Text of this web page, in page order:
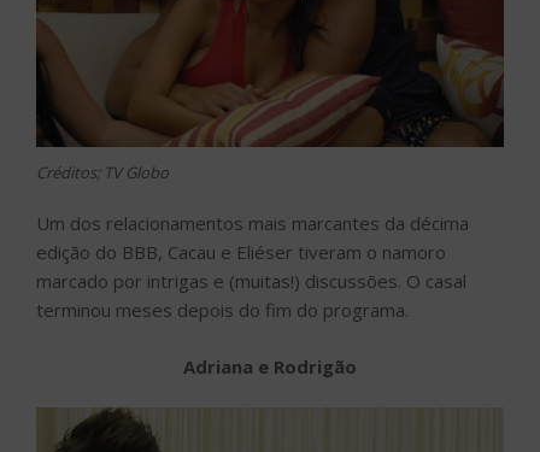
Créditos; TV Globo
Um dos relacionamentos mais marcantes da décima
edição do BBB, Cacau e Eliéser tiveram o namoro
marcado por intrigas e (muitas!) discussões. O casal
terminou meses depois do fim do programa.
Adriana e Rodrigão